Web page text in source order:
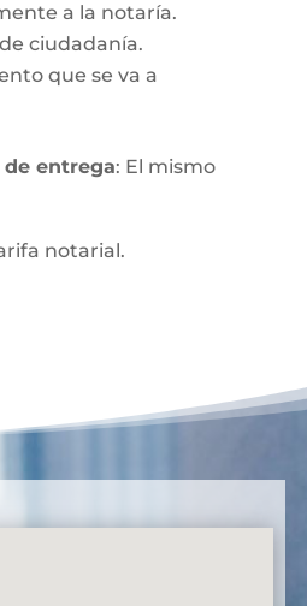
a la notaría.
ciudadanía.
que se va a
entrega: El mismo
notarial.